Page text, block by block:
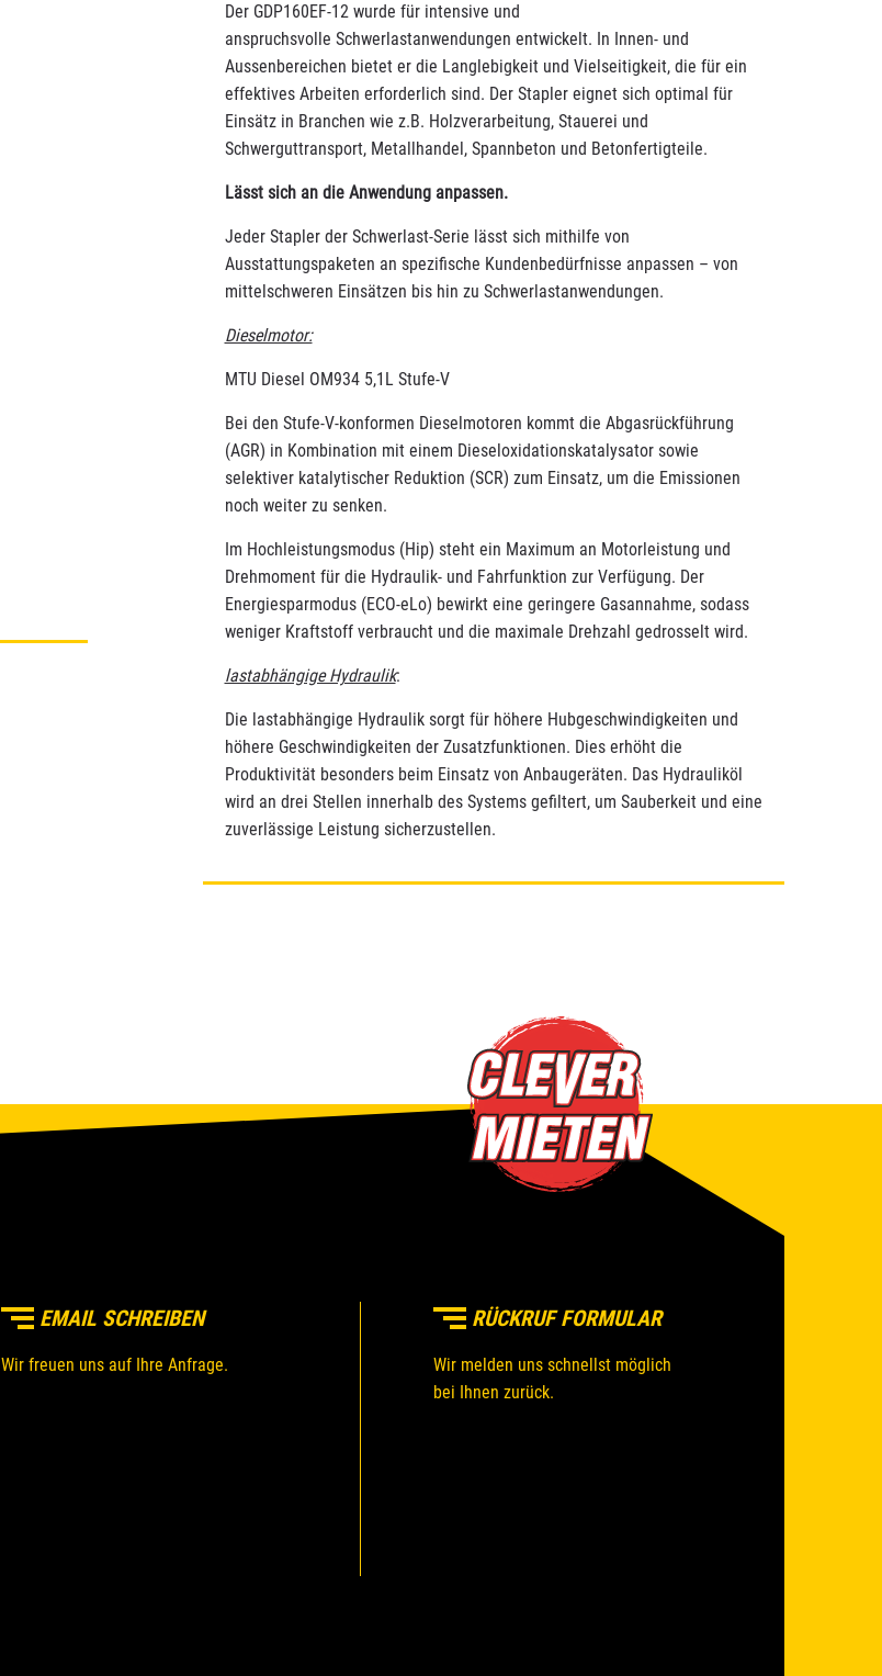
Der GDP160EF-12 wurde für intensive und
anspruchsvolle Schwerlastanwendungen entwickelt. In Innen- und
Aussenbereichen bietet er die Langlebigkeit und Vielseitigkeit, die für ein
effektives Arbeiten erforderlich sind. Der Stapler eignet sich optimal für
Einsätz in Branchen wie z.B. Holzverarbeitung, Stauerei und
Schwerguttransport, Metallhandel, Spannbeton und Betonfertigteile.
Lässt sich an die Anwendung anpassen.
Jeder Stapler der Schwerlast-Serie lässt sich mithilfe von
Ausstattungspaketen an spezifische Kundenbedürfnisse anpassen – von
mittelschweren Einsätzen bis hin zu Schwerlastanwendungen.
Dieselmotor:
MTU Diesel OM934 5,1L Stufe-V
Bei den Stufe-V-konformen Dieselmotoren kommt die Abgasrückführung
(AGR) in Kombination mit einem Dieseloxidationskatalysator sowie
selektiver katalytischer Reduktion (SCR) zum Einsatz, um die Emissionen
noch weiter zu senken.
Im Hochleistungsmodus (Hip) steht ein Maximum an Motorleistung und
Drehmoment für die Hydraulik- und Fahrfunktion zur Verfügung. Der
Energiesparmodus (ECO-eLo) bewirkt eine geringere Gasannahme, sodass
weniger Kraftstoff verbraucht und die maximale Drehzahl gedrosselt wird.
lastabhängige Hydraulik:
Die lastabhängige Hydraulik sorgt für höhere Hubgeschwindigkeiten und
höhere Geschwindigkeiten der Zusatzfunktionen. Dies erhöht die
Produktivität besonders beim Einsatz von Anbaugeräten. Das Hydrauliköl
wird an drei Stellen innerhalb des Systems gefiltert, um Sauberkeit und eine
zuverlässige Leistung sicherzustellen.
EMAIL SCHREIBEN
Wir freuen uns auf Ihre Anfrage.
RÜCKRUF FORMULAR
Wir melden uns schnellst möglich
bei Ihnen zurück.